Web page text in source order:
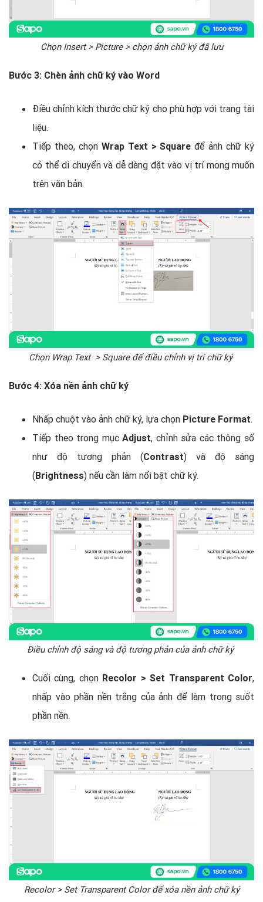
Chọn Insert > Picture > chọn ảnh chữ ký đã lưu
Bước 3: Chèn ảnh chữ ký vào Word
Điều chỉnh kích thước chữ ký cho phù hợp với trang tài
liệu.
Tiếp theo, chọn Wrap Text > Square để ảnh chữ ký
có thể di chuyển và dễ dàng đặt vào vị trí mong muốn
trên văn bản.
Chọn Wrap Text > Square để điều chỉnh vị trí chữ ký
Bước 4: Xóa nền ảnh chữ ký
Nhấp chuột vào ảnh chữ ký, lựa chọn Picture Format.
Tiếp theo trong mụcAdjust, chỉnh sửa các thông số
như độ tương phản (Contrast) và độ sáng
(Brightness) nếu cần làm nổi bật chữ ký.
Điều chỉnh độ sáng và độ tương phản của ảnh chữ ký
Cuối cùng, chọn Recolor > Set Transparent Color,
nhấp vào phần nền trắng của ảnh để làm trong suốt
phần nền.
Recolor > Set Transparent Color để xóa nền ảnh chữ ký